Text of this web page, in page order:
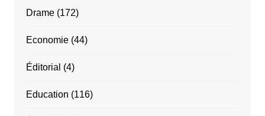
Drame(172)
Economie(44)
Éditorial (4)
Education (116)